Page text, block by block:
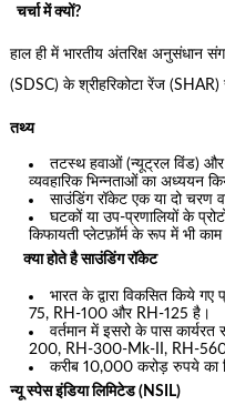
चर्चा में क्यों?
हाल ही में भारतीय अंतरिक्ष अनुसंधान
(SDSC) के श्रीहरिकोटा रेंज
तथ्य
तटस्थ हवाओं (न्यूट्रल विंड) और
व्यवहारिक भिन्नताओं का अध्ययन
साउंडिंग रॉकेट एक या दो चरण
घटकों या उप-प्रणालियों के
किफायती प्लेटफ़ॉर्म के रूप में भी
क्या होते है साउंडिंग रॉकेट
भारत के द्वारा विकसित किये गए
75, RH-100 और RH-125 है।
वर्तमान में इसरो के पास
200, RH-300-Mk-II, RH-
करीब 10,000 करोड़ रुपये का
न्यू स्पेस इंडिया लिमिटेड (NSIL)